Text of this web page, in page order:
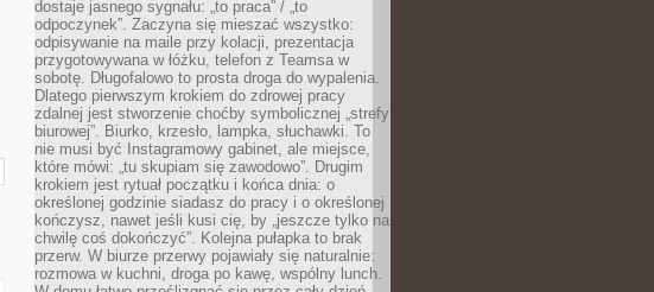
dostaje jasnego sygnału: „to praca” / „to
odpoczynek”. Zaczyna się mieszać wszystko:
odpisywanie na maile przy kolacji, prezentacja
przygotowywana w łóżku, telefon z Teamsa w
sobotę. Długofalowo to prosta droga do wypalenia.
Dlatego pierwszym krokiem do zdrowej pracy
zdalnej jest stworzenie choćby symbolicznej „strefy
biurowej”. Biurko, krzesło, lampka, słuchawki. To
nie musi być Instagramowy gabinet, ale miejsce,
które mówi: „tu skupiam się zawodowo”. Drugim
krokiem jest rytuał początku i końca dnia: o
określonej godzinie siadasz do pracy i o określonej
kończysz, nawet jeśli kusi cię, by „jeszcze tylko na
chwilę coś dokończyć”. Kolejna pułapka to brak
przerw. W biurze przerwy pojawiały się naturalnie:
rozmowa w kuchni, droga po kawę, wspólny lunch.